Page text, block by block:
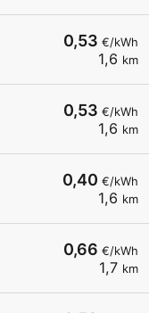
0,53 €/kWh
1,6 km
0,53 €/kWh
1,6 km
0,40 €/kWh
1,6 km
0,66 €/kWh
1,7 km